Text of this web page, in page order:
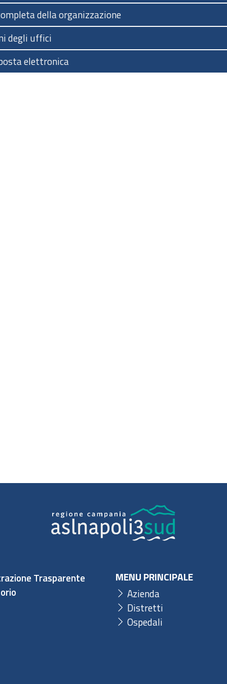
della organizzazione
degli uffici
elettronica
Trasparente
MENU PRINCIPALE
Azienda
Distretti
Ospedali